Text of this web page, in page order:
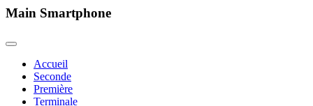
Main Smartphone
Accueil
Seconde
Première
Terminale